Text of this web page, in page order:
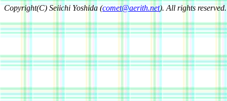
Copyright(C) Seiichi Yoshida (comet@aerith.net). All rights reserved.